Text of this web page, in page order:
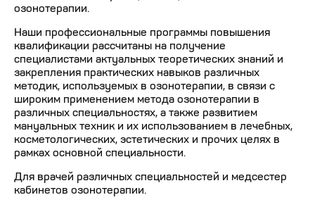
озонотерапии.
Наши профессиональные программы повышения
квалификации рассчитаны на получение
специалистами актуальных теоретических знаний и
закрепления практических навыков различных
методик, используемых в озонотерапии, в связи с
широким применением метода озонотерапии в
различных специальностях, а также развитием
мануальных техник и их использованием в лечебных,
косметологических, эстетических и прочих целях в
рамках основной специальности.
Для врачей различных специальностей и медсестер
кабинетов озонотерапии.